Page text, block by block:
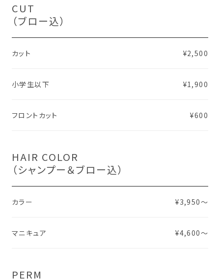
CUT
（ブロー込）
カット ¥2,500
小学生以下 ¥1,900
フロントカット ¥600
HAIR COLOR
（シャンプー＆ブロー込）
カラー ¥3,950～
マニキュア ¥4,600～
PERM